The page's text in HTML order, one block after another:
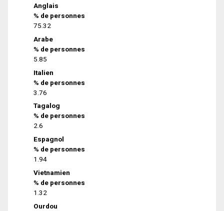
Anglais
% de personnes
75.32
Arabe
% de personnes
5.85
Italien
% de personnes
3.76
Tagalog
% de personnes
2.6
Espagnol
% de personnes
1.94
Vietnamien
% de personnes
1.32
Ourdou